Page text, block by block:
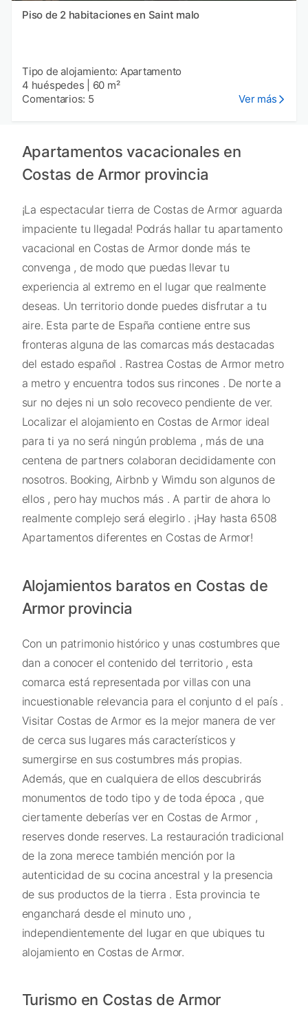
Piso de 2 habitaciones en Saint malo
Tipo de alojamiento: Apartamento
4 huéspedes
60 m²
Comentarios: 5
Ver más
Apartamentos vacacionales en
Costas de Armor provincia
¡La espectacular tierra de Costas de Armor aguarda
impaciente tu llegada! Podrás hallar tu apartamento
vacacional en Costas de Armor donde más te
convenga , de modo que puedas llevar tu
experiencia al extremo en el lugar que realmente
deseas. Un territorio donde puedes disfrutar a tu
aire. Esta parte de España contiene entre sus
fronteras alguna de las comarcas más destacadas
del estado español . Rastrea Costas de Armor metro
a metro y encuentra todos sus rincones . De norte a
sur no dejes ni un solo recoveco pendiente de ver.
Localizar el alojamiento en Costas de Armor ideal
para ti ya no será ningún problema , más de una
centena de partners colaboran decididamente con
nosotros. Booking, Airbnb y Wimdu son algunos de
ellos , pero hay muchos más . A partir de ahora lo
realmente complejo será elegirlo . ¡Hay hasta 6508
Apartamentos diferentes en Costas de Armor!
Alojamientos baratos en Costas de
Armor provincia
Con un patrimonio histórico y unas costumbres que
dan a conocer el contenido del territorio , esta
comarca está representada por villas con una
incuestionable relevancia para el conjunto d el país .
Visitar Costas de Armor es la mejor manera de ver
de cerca sus lugares más característicos y
sumergirse en sus costumbres más propias.
Además, que en cualquiera de ellos descubrirás
monumentos de todo tipo y de toda época , que
ciertamente deberías ver en Costas de Armor ,
reserves donde reserves. La restauración tradicional
de la zona merece también mención por la
autenticidad de su cocina ancestral y la presencia
de sus productos de la tierra . Esta provincia te
enganchará desde el minuto uno ,
independientemente del lugar en que ubiques tu
alojamiento en Costas de Armor.
Turismo en Costas de Armor